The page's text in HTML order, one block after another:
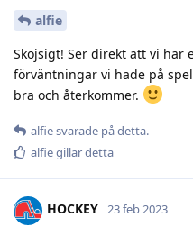
alfie
Skojsigt! Ser direkt att vi har
förväntningar vi hade på
bra och återkommer.
alfiesvarade på detta.
alfiegillar detta
HOCKEY 23 feb 2023